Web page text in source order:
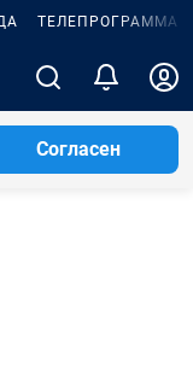
ТЕЛЕПРОГРАММА
Согласен